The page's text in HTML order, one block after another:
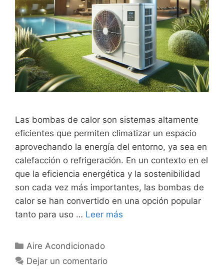
Las bombas de calor son sistemas altamente
eficientes que permiten climatizar un espacio
aprovechando la energía del entorno, ya sea en
calefacción o refrigeración. En un contexto en el
que la eficiencia energética y la sostenibilidad
son cada vez más importantes, las bombas de
calor se han convertido en una opción popular
tanto para uso … Leer más
Categorías
Aire Acondicionado
Dejar un comentario